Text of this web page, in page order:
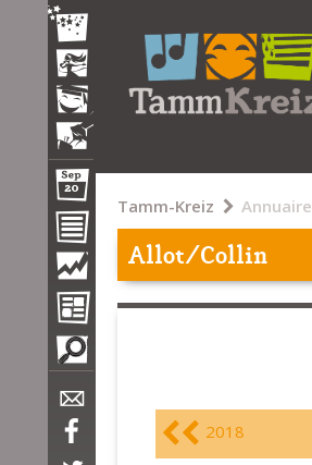
Tamm-Kreiz Annuaire
Allot/Collin
2018